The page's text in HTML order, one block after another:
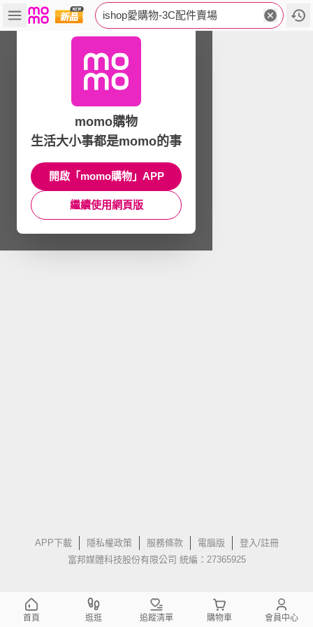
ishop愛購物-3C配件賣場
APP下載 隱私權政策 服務條款 電腦版
登入/註冊
富邦媒體科技股份有限公司 統編：27365925
momo購物
生活大小事都是momo的事
開啟「momo購物」APP
繼續使用網頁版
首頁 逛逛 追蹤清單 購物車 會員中心